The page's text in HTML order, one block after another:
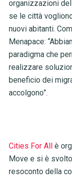
organizzazioni
se le città
nuovi abitanti.
Menapace:
paradigma che
realizzare
beneficio dei
accolgono”.
Cities For Allè
Move e si è
resoconto della